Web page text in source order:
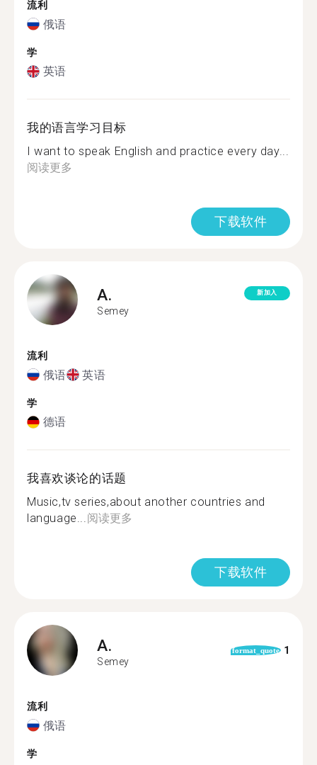
流利
俄语
学
英语
我的语言学习目标
I want to speak English and practice every day...
阅读更多
下载软件
A.
Semey
新加入
流利
俄语 英语
学
德语
我喜欢谈论的话题
Music,tv series,about another countries and
language...阅读更多
下载软件
A.
Semey
format_quote 1
流利
俄语
学